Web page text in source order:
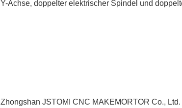
JSTOMI CNC MAKEMORTOR Co.,